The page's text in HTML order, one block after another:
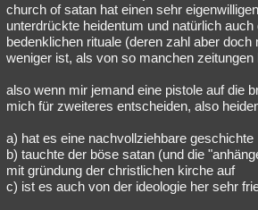
church of satan hat einen sehr
unterdrückte heidentum und natürlich
bedenklichen rituale (deren zahl aber doch
weniger ist, als von so manchen zeitungen
also wenn mir jemand eine pistole auf die
mich für zweiteres entscheiden, also
a) hat es eine nachvollziehbare geschichte
b) tauchte der böse satan (und die
mit gründung der christlichen kirche auf
c) ist es auch von der ideologie her sehr